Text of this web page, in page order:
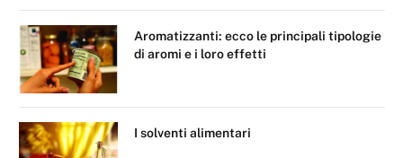
Aromatizzanti: ecco le principali tipologie
di aromi e i loro effetti
I solventi alimentari